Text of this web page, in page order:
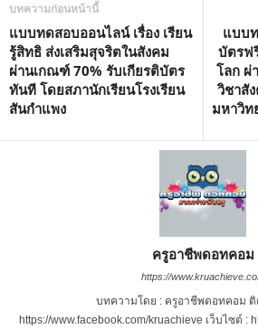
บทความก่อนหน้านี้
แบบทดสอบออนไลน์ เรื่อง เรียน
รู้สิทธิ ส่งเสริมสุจริตในสังคม
ผ่านเกณฑ์ 70% รับเกียรติบัตร
ทันที โดยสภานักเรียนโรงเรียน
สันกำแพง
แบบ
บัตรฟ
โลก ผ่
วิชาสั
มหาวิท
ครูอาชีพดอทคอม
https://
บทความโดย : ครูอาชีพดอทคอม
https://www.facebook.com/kruachieve เว็บไซต์ :